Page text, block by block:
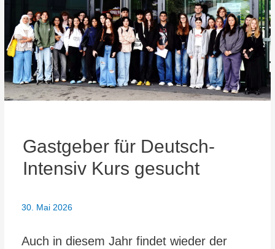
Gastgeber für Deutsch-
Intensiv Kurs gesucht
30. Mai 2026
Auch in diesem Jahr findet wieder der